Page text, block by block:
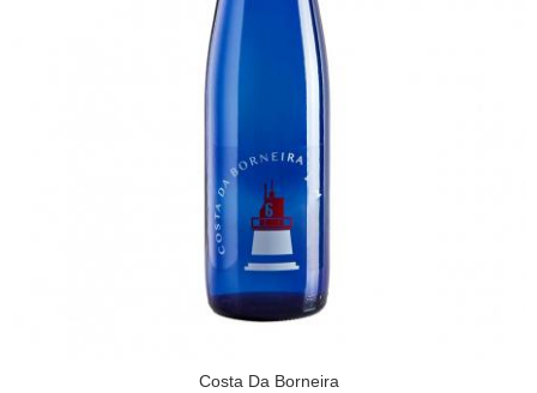
Costa Da Borneira